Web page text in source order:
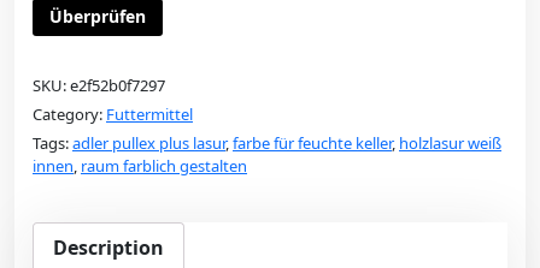
Überprüfen
SKU:e2f52b0f7297
Category: Futtermittel
Tags:adler pullex plus lasur,farbe für feuchte keller, holzlasur weiß
innen, raum farblich gestalten
Description